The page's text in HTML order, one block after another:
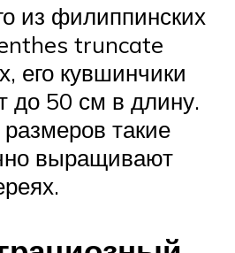
из филиппинских
truncate
его кувшинчики
до 50 см в длину.
такие
выращивают